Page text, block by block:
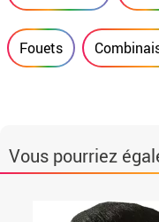
Fouets
Vous pourriez